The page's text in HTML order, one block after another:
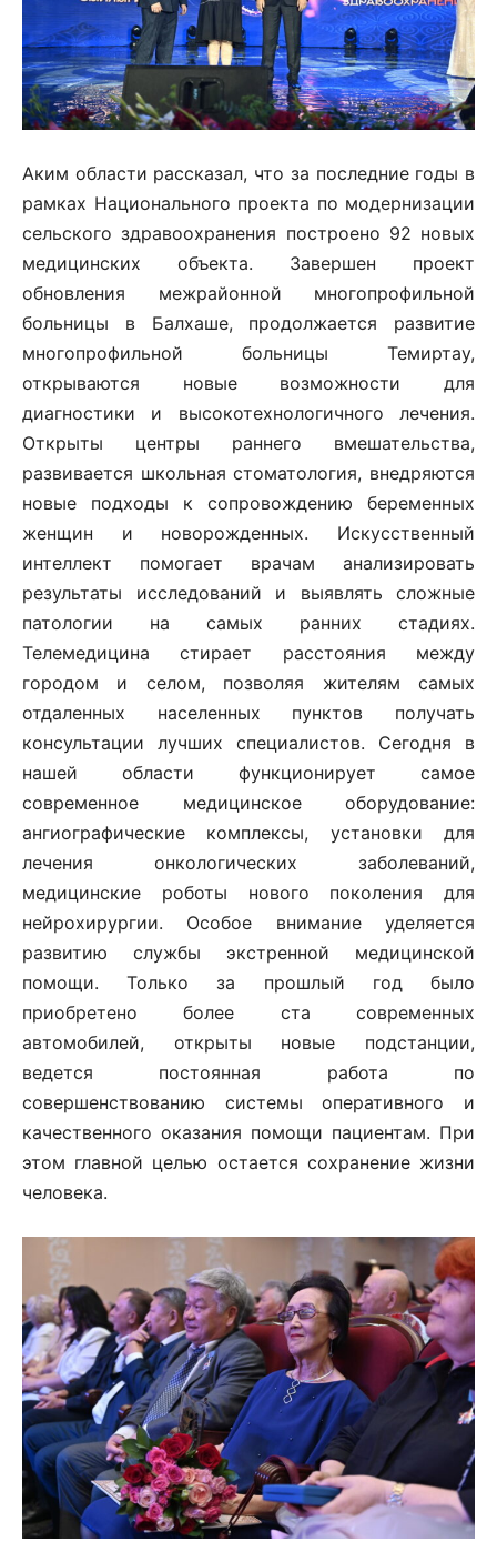
Аким области рассказал, что за последние годы в
рамках Национального проекта по модернизации
сельского здравоохранения построено 92 новых
медицинских объекта. Завершен проект
обновления межрайонной многопрофильной
больницы в Балхаше, продолжается развитие
многопрофильной больницы Темиртау,
открываются новые возможности для
диагностики и высокотехнологичного лечения.
Открыты центры раннего вмешательства,
развивается школьная стоматология, внедряются
новые подходы к сопровождению беременных
женщин и новорожденных. Искусственный
интеллект помогает врачам анализировать
результаты исследований и выявлять сложные
патологии на самых ранних стадиях.
Телемедицина стирает расстояния между
городом и селом, позволяя жителям самых
отдаленных населенных пунктов получать
консультации лучших специалистов. Сегодня в
нашей области функционирует самое
современное медицинское оборудование:
ангиографические комплексы, установки для
лечения онкологических заболеваний,
медицинские роботы нового поколения для
нейрохирургии. Особое внимание уделяется
развитию службы экстренной медицинской
помощи. Только за прошлый год было
приобретено более ста современных
автомобилей, открыты новые подстанции,
ведется постоянная работа по
совершенствованию системы оперативного и
качественного оказания помощи пациентам. При
этом главной целью остается сохранение жизни
человека.